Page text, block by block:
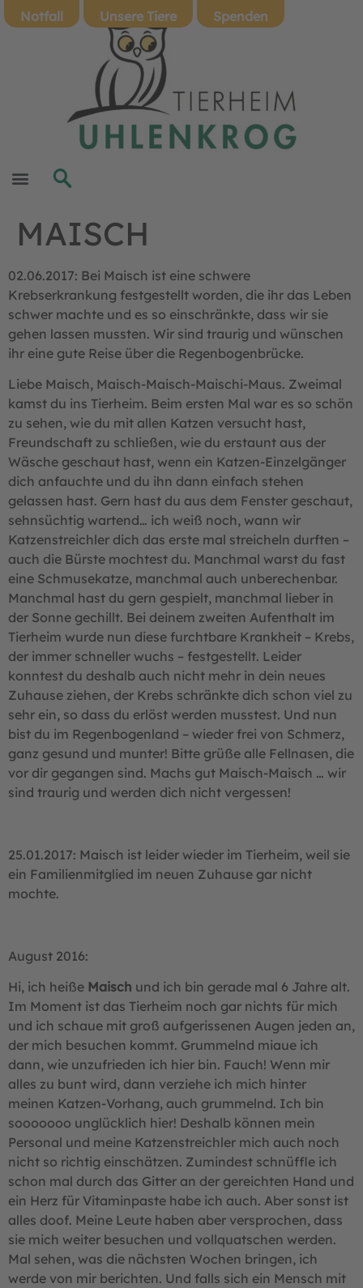
Notfall Unsere Tiere Spenden
MAISCH
02.06.2017: Bei Maisch ist eine schwere
Krebserkrankung festgestellt worden, die ihr das Leben
schwer machte und es so einschränkte, dass wir sie
gehen lassen mussten. Wir sind traurig und wünschen
ihr eine gute Reise über die Regenbogenbrücke.
Liebe Maisch, Maisch-Maisch-Maischi-Maus. Zweimal
kamst du ins Tierheim. Beim ersten Mal war es so schön
zu sehen, wie du mit allen Katzen versucht hast,
Freundschaft zu schließen, wie du erstaunt aus der
Wäsche geschaut hast, wenn ein Katzen-Einzelgänger
dich anfauchte und du ihn dann einfach stehen
gelassen hast. Gern hast du aus dem Fenster geschaut,
sehnsüchtig wartend… ich weiß noch, wann wir
Katzenstreichler dich das erste mal streicheln durften –
auch die Bürste mochtest du. Manchmal warst du fast
eine Schmusekatze, manchmal auch unberechenbar.
Manchmal hast du gern gespielt, manchmal lieber in
der Sonne gechillt. Bei deinem zweiten Aufenthalt im
Tierheim wurde nun diese furchtbare Krankheit – Krebs,
der immer schneller wuchs – festgestellt. Leider
konntest du deshalb auch nicht mehr in dein neues
Zuhause ziehen, der Krebs schränkte dich schon viel zu
sehr ein, so dass du erlöst werden musstest. Und nun
bist du im Regenbogenland – wieder frei von Schmerz,
ganz gesund und munter! Bitte grüße alle Fellnasen, die
vor dir gegangen sind. Machs gut Maisch-Maisch … wir
sind traurig und werden dich nicht vergessen!
25.01.2017: Maisch ist leider wieder im Tierheim, weil sie
ein Familienmitglied im neuen Zuhause gar nicht
mochte.
August 2016:
Hi, ich heiße Maisch und ich bin gerade mal 6 Jahre alt.
Im Moment ist das Tierheim noch gar nichts für mich
und ich schaue mit groß aufgerissenen Augen jeden an,
der mich besuchen kommt. Grummelnd miaue ich
dann, wie unzufrieden ich hier bin. Fauch! Wenn mir
alles zu bunt wird, dann verziehe ich mich hinter
meinen Katzen-Vorhang, auch grummelnd. Ich bin
sooooooo unglücklich hier! Deshalb können mein
Personal und meine Katzenstreichler mich auch noch
nicht so richtig einschätzen. Zumindest schnüffle ich
schon mal durch das Gitter an der gereichten Hand und
ein Herz für Vitaminpaste habe ich auch. Aber sonst ist
alles doof. Meine Leute haben aber versprochen, dass
sie mich weiter besuchen und vollquatschen werden.
Mal sehen, was die nächsten Wochen bringen, ich
werde von mir berichten. Und falls sich ein Mensch mit